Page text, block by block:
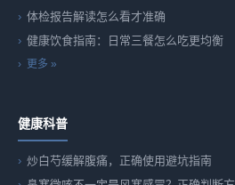
体检报告解读怎么看才准确
健康饮食指南：日常三餐怎么吃更均衡
更多 »
健康科普
炒白芍缓解腹痛，正确使用避坑指南